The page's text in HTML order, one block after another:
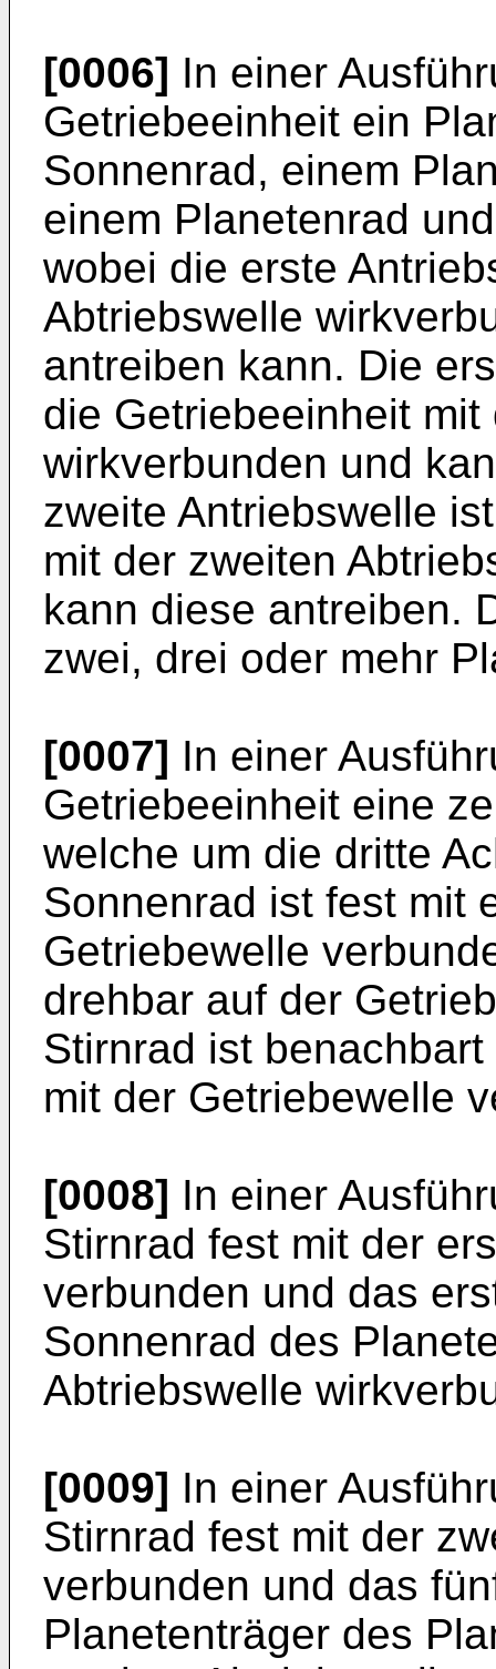
[0006] In einer
Getriebeeinheit ein
Sonnenrad, einem
einem Planetenrad
wobei die erste
Abtriebswelle
antreiben kann. Die
die Getriebeeinheit
wirkverbunden und
zweite Antriebswelle
mit der zweiten
kann diese antreiben.
zwei, drei oder mehr
[0007] In einer
Getriebeeinheit eine
welche um die dritte
Sonnenrad ist fest mit
Getriebewelle
drehbar auf der
Stirnrad ist
mit der Getriebewelle
[0008] In einer
Stirnrad fest mit der
verbunden und das
Sonnenrad des
Abtriebswelle
[0009] In einer
Stirnrad fest mit der
verbunden und das
Planetenträger des